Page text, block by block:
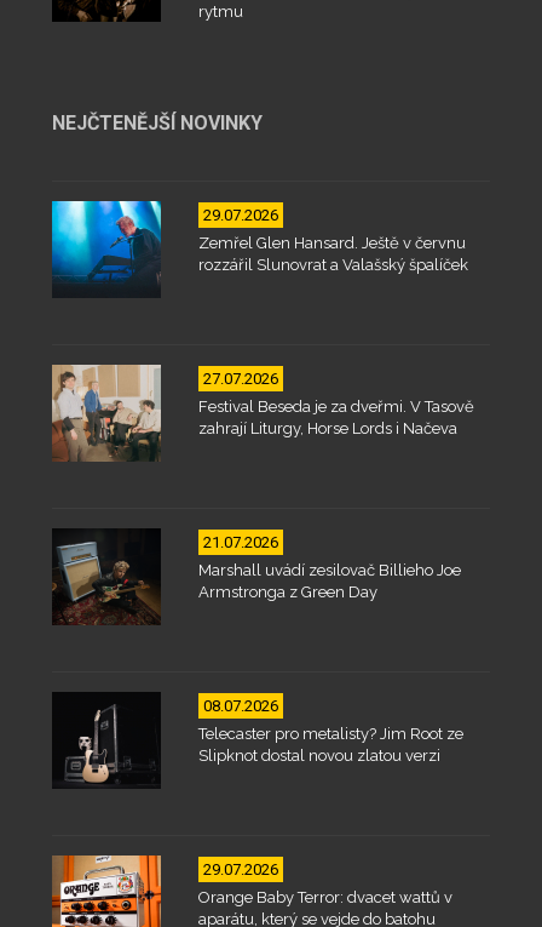
rytmu
NEJČTENĚJŠÍ NOVINKY
29.07.2026
Zemřel Glen Hansard. Ještě v červnu
rozzářil Slunovrat a Valašský špalíček
27.07.2026
Festival Beseda je za dveřmi. V Tasově
zahrají Liturgy, Horse Lords i Načeva
21.07.2026
Marshall uvádí zesilovač Billieho Joe
Armstronga z Green Day
08.07.2026
Telecaster pro metalisty? Jim Root ze
Slipknot dostal novou zlatou verzi
29.07.2026
Orange Baby Terror: dvacet wattů v
aparátu, který se vejde do batohu